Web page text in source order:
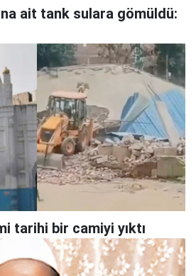
ait tank sulara gömüldü:
tarihi bir camiyi yıktı